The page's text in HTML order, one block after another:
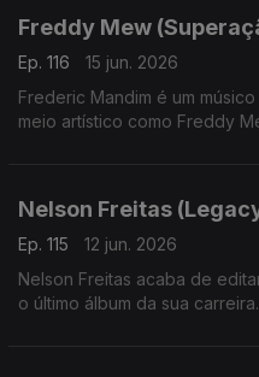
Freddy Mew
Ep. 116
15 jun. 2026
Frederic Mandim é um
meio artístico como Freddy
Nelson Freitas
Ep. 115
12 jun. 2026
Nelson Freitas acaba de
o último álbum da sua carreira.